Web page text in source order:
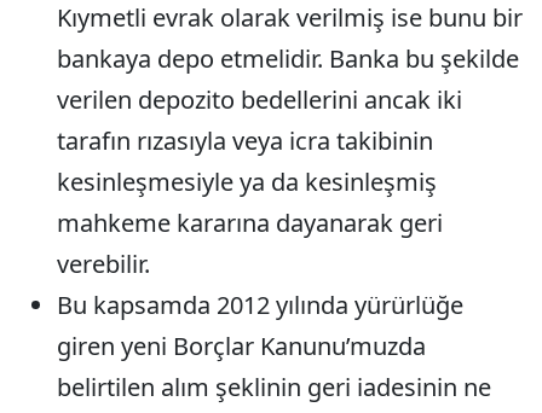
Kıymetli evrak olarak verilmiş ise bunu bir
bankaya depo etmelidir. Banka bu şekilde
verilen depozito bedellerini ancak iki
tarafın rızasıyla veya icra takibinin
kesinleşmesiyle ya da kesinleşmiş
mahkeme kararına dayanarak geri
verebilir.
Bu kapsamda 2012 yılında yürürlüğe
giren yeni Borçlar Kanunu’muzda
belirtilen alım şeklinin geri iadesinin ne